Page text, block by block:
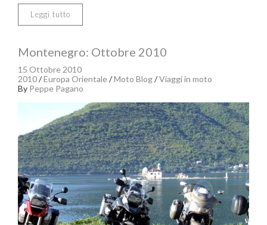
Leggi tutto
Montenegro: Ottobre 2010
15 Ottobre 2010
2010/Europa Orientale/Moto Blog/Viaggi in moto
By Peppe Pagano